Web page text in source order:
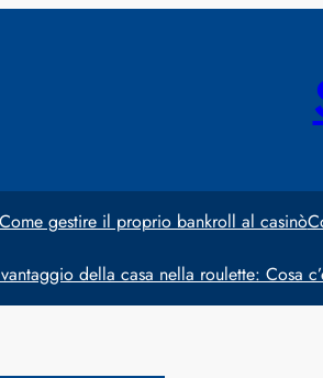
Come gestire il proprio bankroll al casinò
della casa nella roulette: Cosa